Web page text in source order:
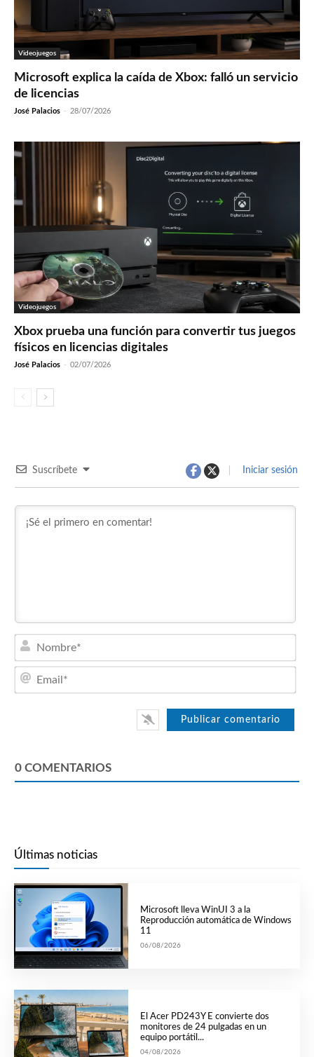
Videojuegos
Microsoft explica la caída de Xbox: falló un servicio
de licencias
José Palacios - 28/07/2026
Videojuegos
Xbox prueba una función para convertir tus juegos
físicos en licencias digitales
José Palacios - 02/07/2026
Suscríbete Iniciar sesión
0 COMENTARIOS
Últimas noticias
Microsoft lleva WinUI 3 a la
Reproducción automática de Windows
11
06/08/2026
El Acer PD243Y E convierte dos
monitores de 24 pulgadas en un
equipo portátil...
04/08/2026